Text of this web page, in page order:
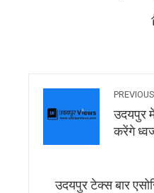
उदयपुर
करेंगे
उदयपुर टेक्स बार